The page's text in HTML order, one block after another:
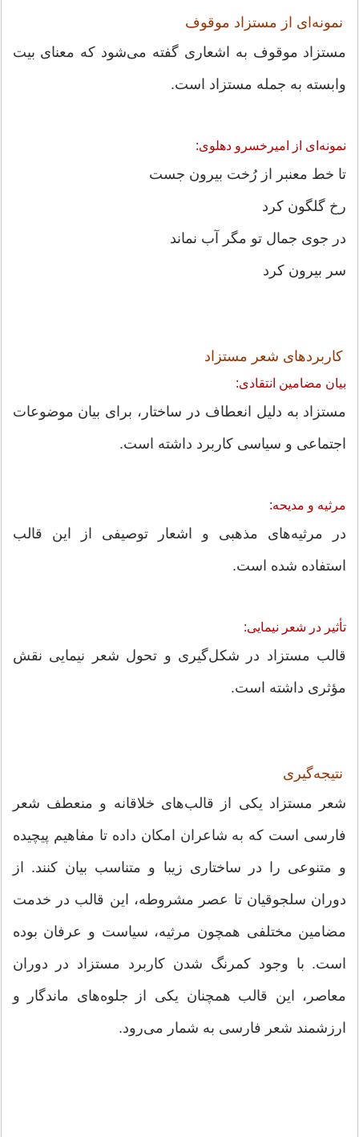
نمونه‌ای از مستزاد موقوف
مستزاد موقوف به اشعاری گفته می‌شود که معنای بیت
وابسته به جمله مستزاد است.
نمونه‌ای از امیرخسرو دهلوی:
تا خط معنبر از رُخت بیرون جست
رخ گلگون کرد
در جوی جمال تو مگر آب نماند
سر بیرون کرد
کاربردهای شعر مستزاد
بیان مضامین انتقادی:
مستزاد به دلیل انعطاف در ساختار، برای بیان موضوعات
اجتماعی و سیاسی کاربرد داشته است.
مرثیه و مدیحه:
در مرثیه‌های مذهبی و اشعار توصیفی از این قالب
استفاده شده است.
تأثیر در شعر نیمایی:
قالب مستزاد در شکل‌گیری و تحول شعر نیمایی نقش
مؤثری داشته است.
نتیجه‌گیری
شعر مستزاد یکی از قالب‌های خلاقانه و منعطف شعر
فارسی است که به شاعران امکان داده تا مفاهیم پیچیده
و متنوعی را در ساختاری زیبا و متناسب بیان کنند. از
دوران سلجوقیان تا عصر مشروطه، این قالب در خدمت
مضامین مختلفی همچون مرثیه، سیاست و عرفان بوده
است. با وجود کمرنگ شدن کاربرد مستزاد در دوران
معاصر، این قالب همچنان یکی از جلوه‌های ماندگار و
ارزشمند شعر فارسی به شمار می‌رود.